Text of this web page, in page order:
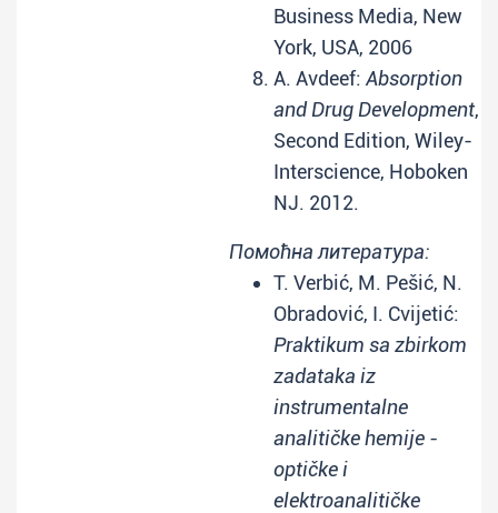
Business Media, New
York, USA, 2006
A. Avdeef: Absorption
and Drug Development,
Second Edition, Wiley-
Interscience, Hoboken
NJ. 2012.
Помоћна литература:
T. Verbić, M. Pešić, N.
Obradović, I. Cvijetić:
Praktikum sa zbirkom
zadataka iz
instrumentalne
analitičke hemije -
optičke i
elektroanalitičke